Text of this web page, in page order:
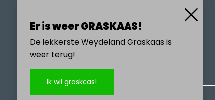
Referenzen
Er is weer GRASKAAS!
De lekkerste Weydeland Graskaas is
weer terug!
Ik wil graskaas!